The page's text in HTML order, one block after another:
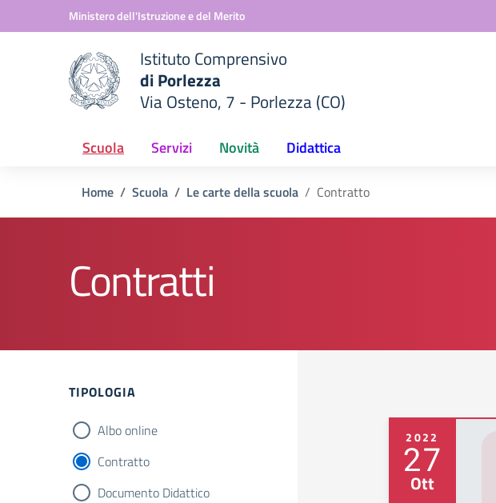
Vai ai contenuti
Vai al menu di navigazioneMinistero dell'Istruzione e del Merito
scuola
Istituto Comprensivo
di Porlezza
Via Osteno, 7 - Porlezza (CO)
Scuola Servizi Novità Didattica
Home Scuola Le carte della scuola Contratto
Contratti
Filtri
TIPOLOGIA
Albo online
Contratto
Documento Didattico
2022
27
Ott